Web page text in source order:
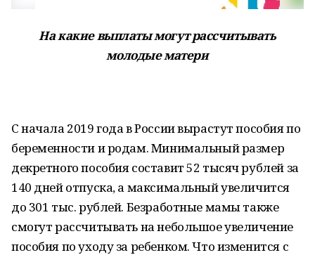
На какие выплаты могут рассчитывать
молодые матери
С начала 2019 года в России вырастут пособия по
беременности и родам. Минимальный размер
декретного пособия составит 52 тысяч рублей за
140 дней отпуска, а максимальный увеличится
до 301 тыс. рублей. Безработные мамы также
смогут рассчитывать на небольшое увеличение
пособия по уходу за ребенком. Что изменится с